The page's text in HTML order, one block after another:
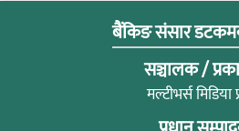
बैंकिङ संसार
सञ्चालक /
मल्टीभर्स मिडिया